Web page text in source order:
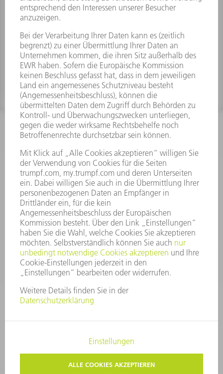
Schlanke Düse M6 Tube
INFORMATION
Häufig gestellte Fragen
Allgemeine Geschäftsbedingungen
KONTAKT
After Sales
+43722160396550
Mo - Do: 08:00 -17:30 Uhr
Fr: 08:00 -16:30 Uhr
ersatzteile@at.trumpf.com
COPYRIGHT UND MARKENZEICHEN
NUTZUNGSBEDINGUNGEN